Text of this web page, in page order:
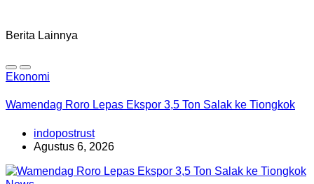
Berita Lainnya
Ekonomi
Wamendag Roro Lepas Ekspor 3,5 Ton Salak ke Tiongkok
indopostrust
Agustus 6, 2026